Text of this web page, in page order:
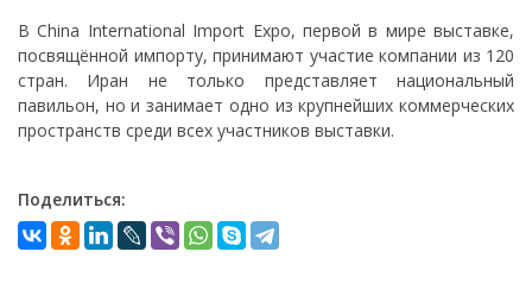
В China International Import Expo, первой в мире выставке,
посвящённой импорту, принимают участие компании из 120
стран. Иран не только представляет национальный
павильон, но и занимает одно из крупнейших коммерческих
пространств среди всех участников выставки.
Поделиться: